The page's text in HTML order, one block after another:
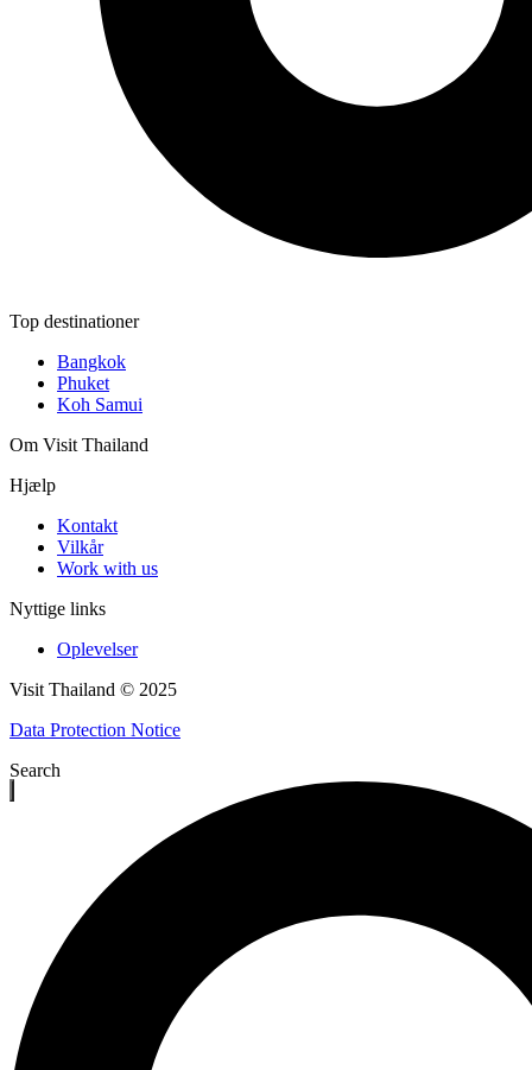
Top destinationer
Bangkok
Phuket
Koh Samui
Om Visit Thailand
Hjælp
Kontakt
Vilkår
Work with us
Nyttige links
Oplevelser
Visit Thailand © 2025
Data Protection Notice
Search